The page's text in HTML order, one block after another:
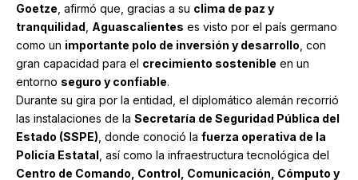
Goetze , afirmó que, gracias a su clima de paz y
tranquilidad Aguascalientes es visto por el país germano
como un importante polo de inversión y desarrollo , con
gran capacidad para el crecimiento sostenible en un
entorno seguro y confiable.
Durante su gira por la entidad, el diplomático alemán recorrió
las instalaciones de la Secretaría de Seguridad Pública del
Estado (SSPE) , donde conoció la fuerza operativa de la
Policía Estatal , así como la infraestructura tecnológica del
Centro de Comando, Control, Comunicación, Cómputo y